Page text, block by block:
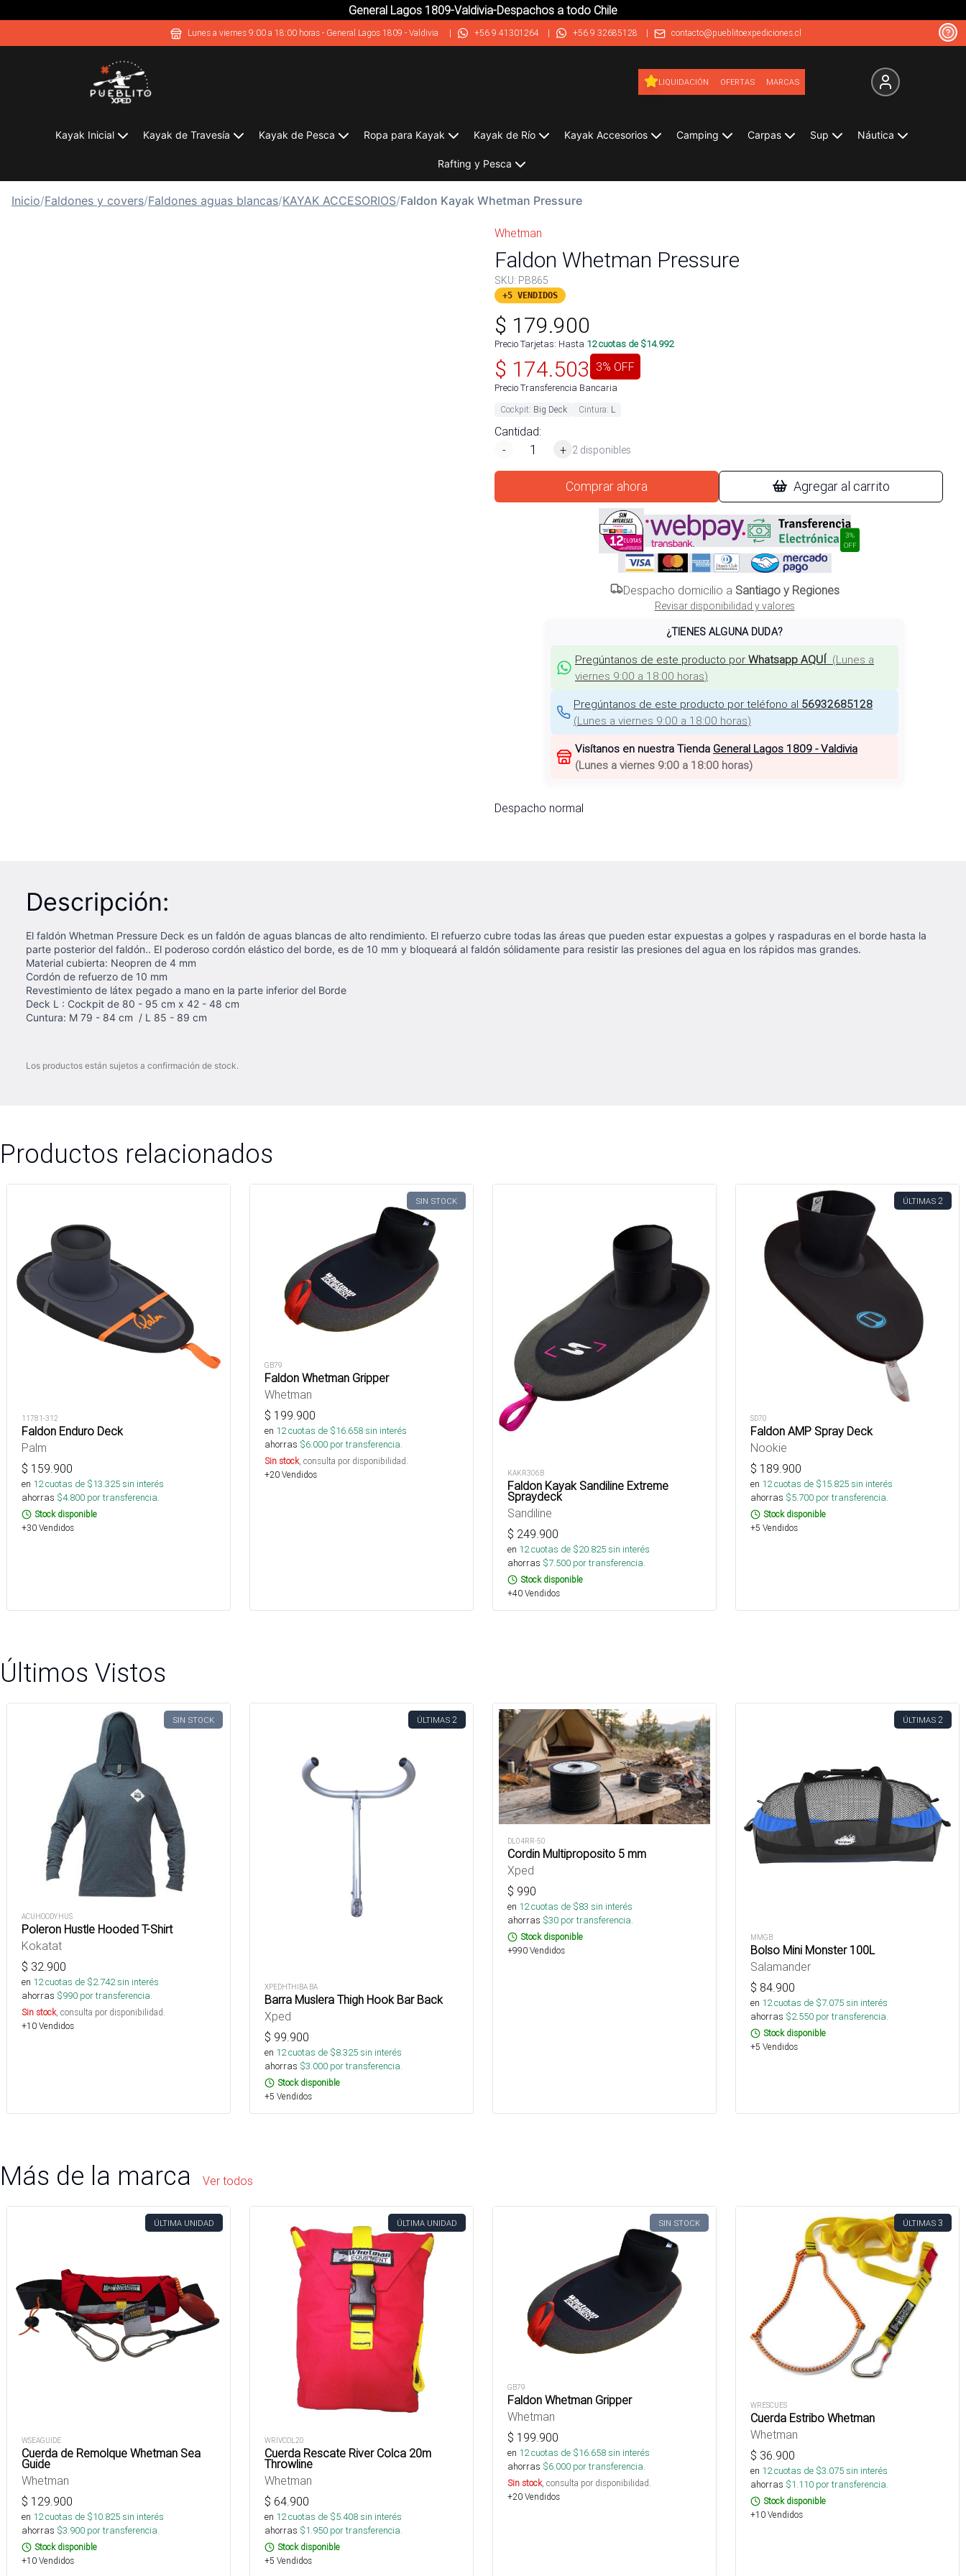
General Lagos 1809-Valdivia-Despachos a todo Chile
Lunes a viernes 9:00 a 18:00 horas - General Lagos 1809 - Valdivia | +56 9 41301264 | +56 9 32685128 | contacto@pueblitoexpediciones.cl
LIQUIDACIÓN OFERTAS MARCAS
Kayak Inicial Kayak de Travesía Kayak de Pesca Ropa para Kayak Kayak de Río Kayak Accesorios Camping Carpas Sup Náutica
Rafting y Pesca
Inicio/Faldones y covers/Faldones aguas blancas/KAYAK ACCESORIOS/Faldon Kayak Whetman Pressure
Whetman
Faldon Whetman Pressure
SKU: PB865
+5 VENDIDOS
$ 179.900
Precio Tarjetas: Hasta 12cuotas de $14.992
$ 174.503 3% OFF
Precio Transferencia Bancaria
Cockpit: Big Deck Cintura: L
Cantidad:
-
+ 2 disponibles
Comprar ahora Agregar al carrito
3%
OFF
Despacho domicilio a Santiago y Regiones
Revisar disponibilidad y valores
¿TIENES ALGUNA DUDA?
Pregúntanos de este producto por Whatsapp AQUÍ (Lunes a
viernes 9:00 a 18:00 horas)
Pregúntanos de este producto por teléfono al 56932685128
(Lunes a viernes 9:00 a 18:00 horas)
Visítanos en nuestra Tienda General Lagos 1809 - Valdivia
(Lunes a viernes 9:00 a 18:00 horas)
Despacho normal
Descripción:
El faldón Whetman Pressure Deck es un faldón de aguas blancas de alto rendimiento. El refuerzo cubre todas las áreas que pueden estar expuestas a golpes y raspaduras en el borde hasta la
parte posterior del faldón.. El poderoso cordón elástico del borde, es de 10 mm y bloqueará al faldón sólidamente para resistir las presiones del agua en los rápidos mas grandes.
Material cubierta: Neopren de 4 mm
Cordón de refuerzo de 10 mm
Revestimiento de látex pegado a mano en la parte inferior del Borde
Deck L : Cockpit de 80 - 95 cm x 42 - 48 cm
Cuntura: M 79 - 84 cm / L 85 - 89 cm
Los productos están sujetos a confirmación de stock.
Productos relacionados
11781-312
Faldon Enduro Deck
Palm
$ 159.900
en 12cuotas de $13.325sin interés
ahorras $4.800 por transferencia.
Stock disponible
+30 Vendidos
SIN STOCK
GB79
Faldon Whetman Gripper
Whetman
$ 199.900
en 12cuotas de $16.658sin interés
ahorras $6.000 por transferencia.
Sin stock, consulta por disponibilidad.
+20 Vendidos
KAKR306B
Faldon Kayak Sandiline Extreme
Spraydeck
Sandiline
$ 249.900
en 12cuotas de $20.825sin interés
ahorras $7.500 por transferencia.
Stock disponible
+40 Vendidos
ÚLTIMAS 2
SD70
Faldon AMP Spray Deck
Nookie
$ 189.900
en 12cuotas de $15.825sin interés
ahorras $5.700 por transferencia.
Stock disponible
+5 Vendidos
Últimos Vistos
SIN STOCK
ACUHOODYHUS
Poleron Hustle Hooded T-Shirt
Kokatat
$ 32.900
en 12cuotas de $2.742sin interés
ahorras $990 por transferencia.
Sin stock, consulta por disponibilidad.
+10 Vendidos
ÚLTIMAS 2
XPEDHTHIBA BA
Barra Muslera Thigh Hook Bar Back
Xped
$ 99.900
en 12cuotas de $8.325sin interés
ahorras $3.000 por transferencia.
Stock disponible
+5 Vendidos
DL04RR-50
Cordin Multiproposito 5 mm
Xped
$ 990
en 12cuotas de $83 sin interés
ahorras $30 por transferencia.
Stock disponible
+990 Vendidos
ÚLTIMAS 2
MMGB
Bolso Mini Monster 100L
Salamander
$ 84.900
en 12cuotas de $7.075sin interés
ahorras $2.550 por transferencia.
Stock disponible
+5 Vendidos
Más de la marca Ver todos
ÚLTIMA UNIDAD
WSEAGUIDE
Cuerda de Remolque Whetman Sea
Guide
Whetman
$ 129.900
en 12cuotas de $10.825sin interés
ahorras $3.900 por transferencia.
Stock disponible
+10 Vendidos
ÚLTIMA UNIDAD
WRIVCOL20
Cuerda Rescate River Colca 20m
Throwline
Whetman
$ 64.900
en 12cuotas de $5.408sin interés
ahorras $1.950 por transferencia.
Stock disponible
+5 Vendidos
SIN STOCK
GB79
Faldon Whetman Gripper
Whetman
$ 199.900
en 12cuotas de $16.658sin interés
ahorras $6.000 por transferencia.
Sin stock, consulta por disponibilidad.
+20 Vendidos
ÚLTIMAS 3
WRESCUES
Cuerda Estribo Whetman
Whetman
$ 36.900
en 12cuotas de $3.075sin interés
ahorras $1.110 por transferencia.
Stock disponible
+10 Vendidos